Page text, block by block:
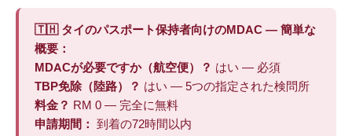
🇹🇭 タイのパスポート保持者向けのMDAC — 簡単な
概要：
MDACが必要ですか（航空便）？ はい — 必須
TBP免除（陸路）？ はい — 5つの指定された検問所
料金？ RM 0 — 完全に無料
申請期間： 到着の72時間以内